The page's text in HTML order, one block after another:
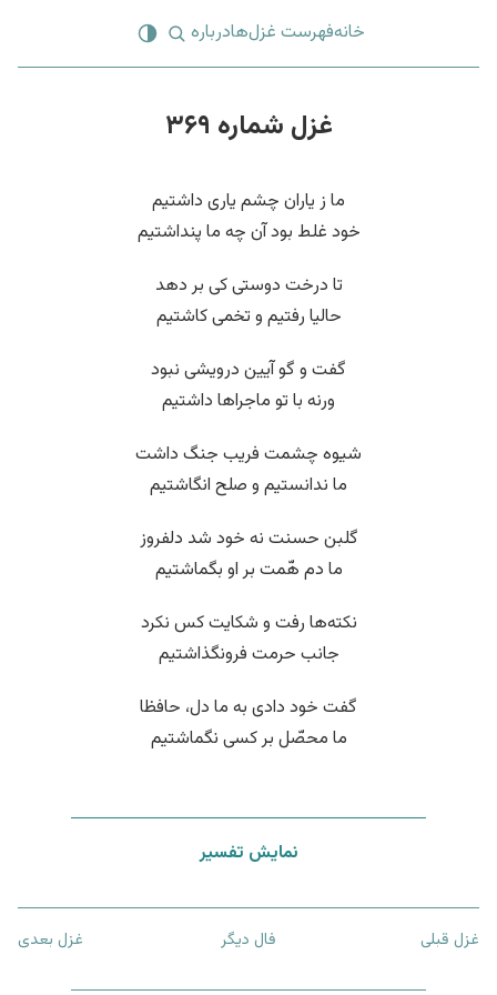
خانهفهرست غزل‌هادرباره
غزل شماره ۳۶۹
ما ز یاران چشم یاری داشتیم
خود غلط بود آن چه ما پنداشتیم
تا درخت دوستی کی بر دهد
حالیا رفتیم و تخمی کاشتیم
گفت و گو آیین درویشی نبود
ورنه با تو ماجراها داشتیم
شیوه چشمت فریب جنگ داشت
ما ندانستیم و صلح انگاشتیم
گلبن حسنت نه خود شد دلفروز
ما دم هّمت بر او بگماشتیم
نکته‌ها رفت و شکایت کس نکرد
جانب حرمت فرونگذاشتیم
گفت خود دادی به ما دل، حافظا
ما محصّل بر کسی نگماشتیم
نمایش تفسیر
غزل قبلی فال دیگر غزل بعدی